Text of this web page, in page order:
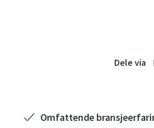
Dele via
Omfattende